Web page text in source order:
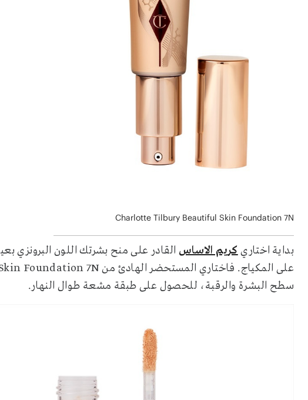
Charlotte Tilbury Beautiful Skin Foundation 7N
بداية اختاريكريم الاساس القادر على منح بشرتك اللون البرونزي
سطح البشرة والرقبة، للحصول على طبقة مشعة طوال النهار.